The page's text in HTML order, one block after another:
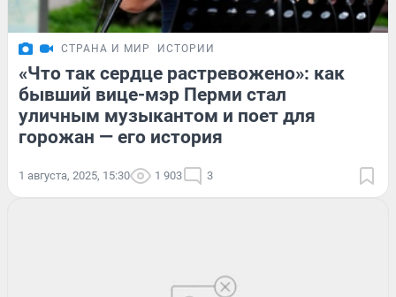
СТРАНА И МИР ИСТОРИИ
«Что так сердце растревожено»: как
бывший вице-мэр Перми стал
уличным музыкантом и поет для
горожан — его история
1 августа, 2025, 15:30 1 903 3